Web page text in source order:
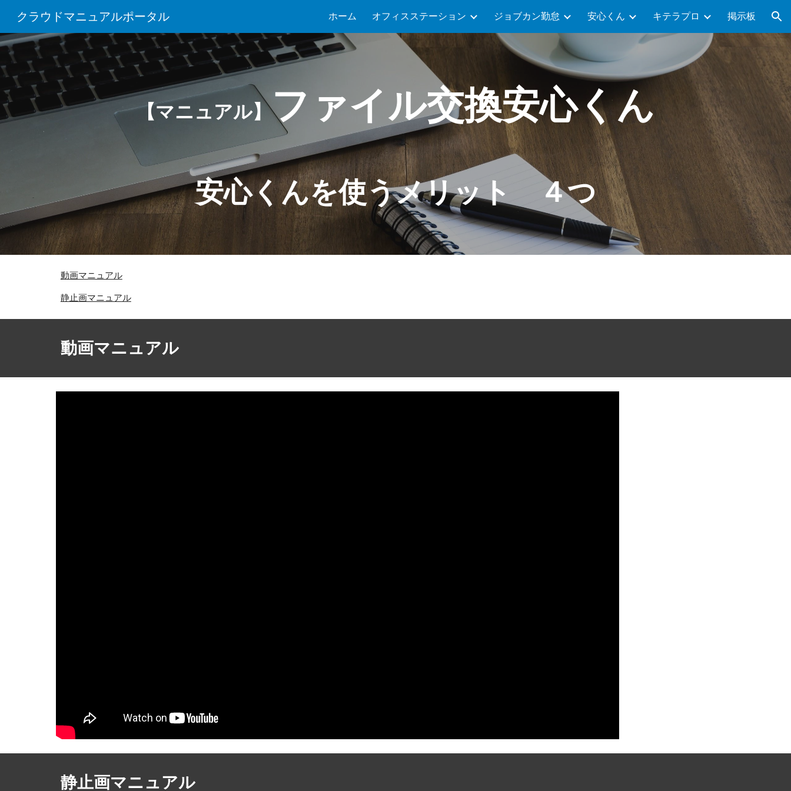
Skip to main content Skip to navigation
クラウドマニュアルポータル ホーム オフィスステーション ジョブカン勤怠 安心くん キテラプロ 掲示板
【マニュアル】ファイル交換安心くん
安心くんを使うメリット ４つ
動画マニュアル
静止画マニュアル
動画マニュアル
静止画マニュアル